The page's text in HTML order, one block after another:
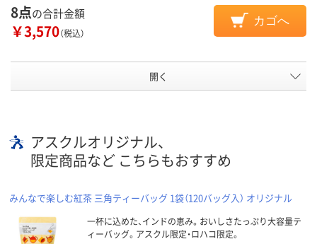
8点の合計金額
￥3,570（税込）
カゴへ
開く
アスクルオリジナル、
限定商品など こちらもおすすめ
みんなで楽しむ紅茶 三角ティーバッグ 1袋（120バッグ入） オリジナル
一杯に込めた、インドの恵み。おいしさたっぷり大容量テ
ィーバッグ。アスクル限定・ロハコ限定。